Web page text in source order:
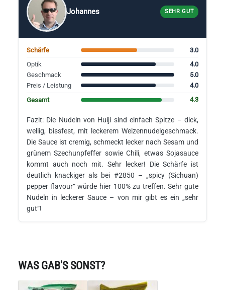
Johannes SEHR GUT
Schärfe
3.0
Optik
4.0
Geschmack
5.0
Preis / Leistung
4.0
Gesamt
4.3
Fazit: Die Nudeln von Huiji sind einfach Spitze – dick,
wellig, bissfest, mit leckerem Weizennudelgeschmack.
Die Sauce ist cremig, schmeckt lecker nach Sesam und
grünem Szechunpfeffer sowie Chili, etwas Sojasauce
kommt auch noch mit. Sehr lecker! Die Schärfe ist
deutlich knackiger als bei #2850 – „spicy (Sichuan)
pepper flavour“ würde hier 100% zu treffen. Sehr gute
Nudeln in leckerer Sauce – von mir gibt es ein „sehr
gut“!
WAS GAB'S SONST?